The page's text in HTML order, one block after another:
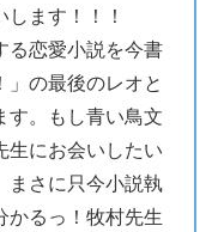
ます！！！
る恋愛小説を今書
の最後のレオと
す。もし青い鳥文
生にお会いしたい
まさに只今小説執
かるっ！牧村先生